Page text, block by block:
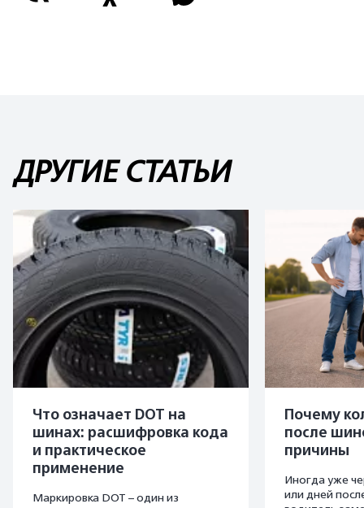
ДРУГИЕ СТАТЬИ
Что означает DOT на
шинах: расшифровка кода
и практическое
применение
Маркировка DOT – один из
Почему
после
причины
Иногда уже
или дней